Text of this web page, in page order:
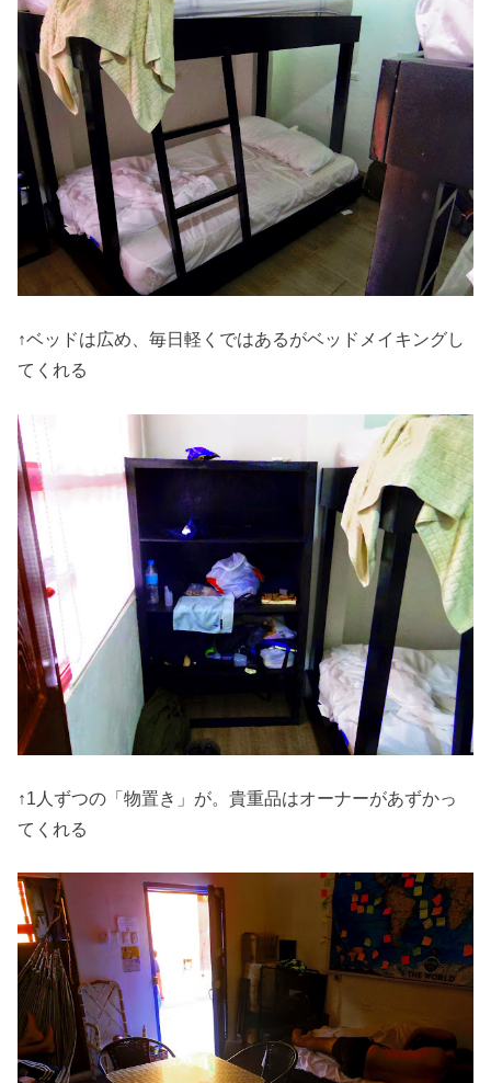
↑ベッドは広め、毎日軽くではあるがベッドメイキングし
てくれる
↑1人ずつの「物置き」が。貴重品はオーナーがあずかっ
てくれる